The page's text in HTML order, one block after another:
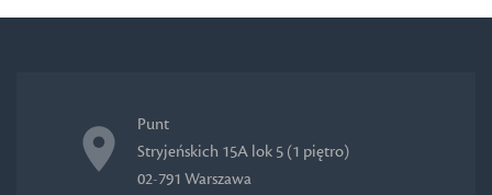
Punt
Stryjeńskich 15A lok 5 (1 piętro)
02-791 Warszawa